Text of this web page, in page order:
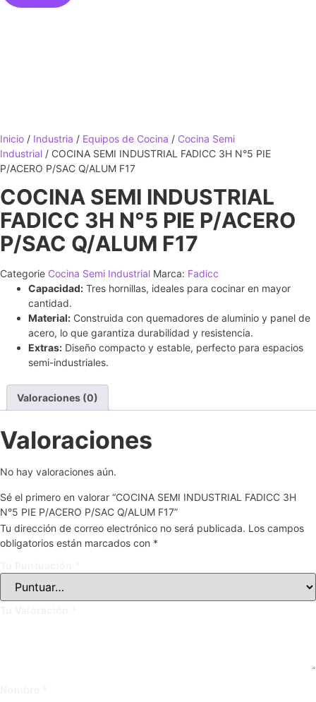
Inicio / Industria / Equipos de Cocina / Cocina Semi
Industrial / COCINA SEMI INDUSTRIAL FADICC 3H N°5 PIE
P/ACERO P/SAC Q/ALUM F17
COCINA SEMI INDUSTRIAL
FADICC 3H N°5 PIE P/ACERO
P/SAC Q/ALUM F17
Categorie Cocina Semi Industrial Marca: Fadicc
Capacidad: Tres hornillas, ideales para cocinar en mayor
cantidad.
Material: Construida con quemadores de aluminio y panel de
acero, lo que garantiza durabilidad y resistencia.
Extras: Diseño compacto y estable, perfecto para espacios
semi-industriales.
Valoraciones (0)
Valoraciones
No hay valoraciones aún.
Sé el primero en valorar “COCINA SEMI INDUSTRIAL FADICC 3H
N°5 PIE P/ACERO P/SAC Q/ALUM F17”
Tu dirección de correo electrónico no será publicada. Los campos
obligatorios están marcados con *